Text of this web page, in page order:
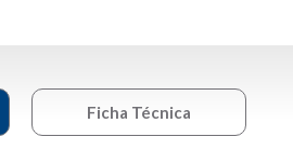
Ficha Técnica